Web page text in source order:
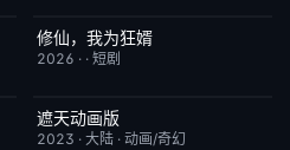
完结
修仙，我为狂婿
2026 · · 短剧
更新至第174集
遮天动画版
2023 · 大陆 · 动画/奇幻